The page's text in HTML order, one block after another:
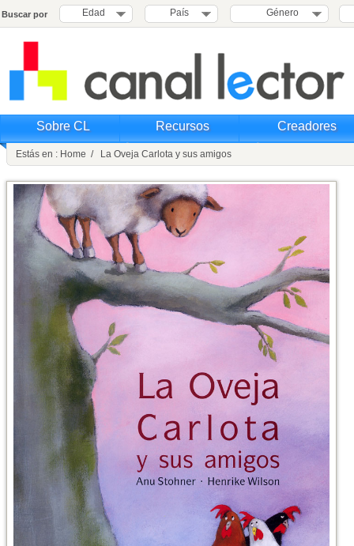
Buscar por Edad País Género
Sobre CL Recursos Creadores
Estás en : Home / La Oveja Carlota y sus amigos